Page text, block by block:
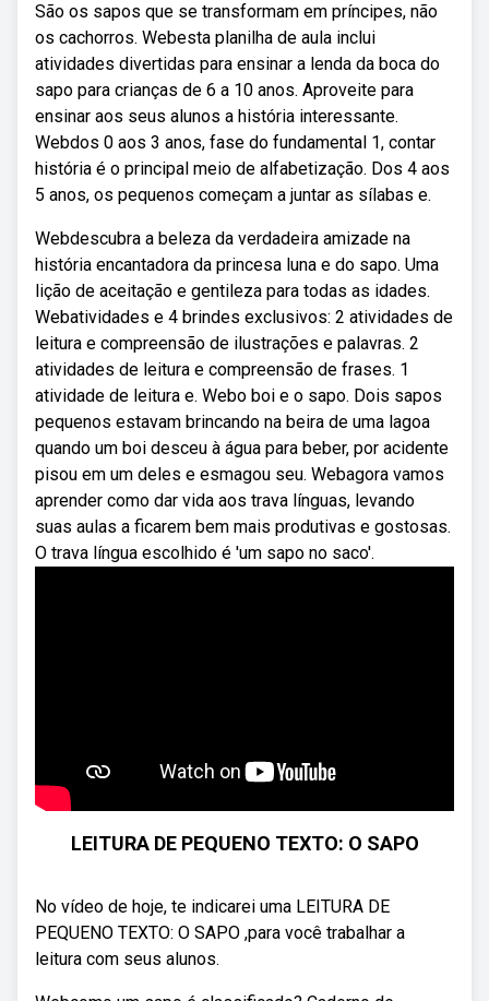
São os sapos que se transformam em príncipes, não
os cachorros. Webesta planilha de aula inclui
atividades divertidas para ensinar a lenda da boca do
sapo para crianças de 6 a 10 anos. Aproveite para
ensinar aos seus alunos a história interessante.
Webdos 0 aos 3 anos, fase do fundamental 1, contar
história é o principal meio de alfabetização. Dos 4 aos
5 anos, os pequenos começam a juntar as sílabas e.
Webdescubra a beleza da verdadeira amizade na
história encantadora da princesa luna e do sapo. Uma
lição de aceitação e gentileza para todas as idades.
Webatividades e 4 brindes exclusivos: 2 atividades de
leitura e compreensão de ilustrações e palavras. 2
atividades de leitura e compreensão de frases. 1
atividade de leitura e. Webo boi e o sapo. Dois sapos
pequenos estavam brincando na beira de uma lagoa
quando um boi desceu à água para beber, por acidente
pisou em um deles e esmagou seu. Webagora vamos
aprender como dar vida aos trava línguas, levando
suas aulas a ficarem bem mais produtivas e gostosas.
O trava língua escolhido é 'um sapo no saco'.
LEITURA DE PEQUENO TEXTO: O SAPO
No vídeo de hoje, te indicarei uma LEITURA DE
PEQUENO TEXTO: O SAPO ,para você trabalhar a
leitura com seus alunos.